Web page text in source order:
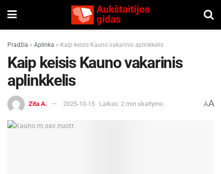
Pradžia » Aplinka » Kaip keisis Kauno vakarinis aplinkkelis
Kaip keisis Kauno vakarinis
aplinkkelis
Zita A. 2025-10-15 Laikas: 2 min skaitymo AA